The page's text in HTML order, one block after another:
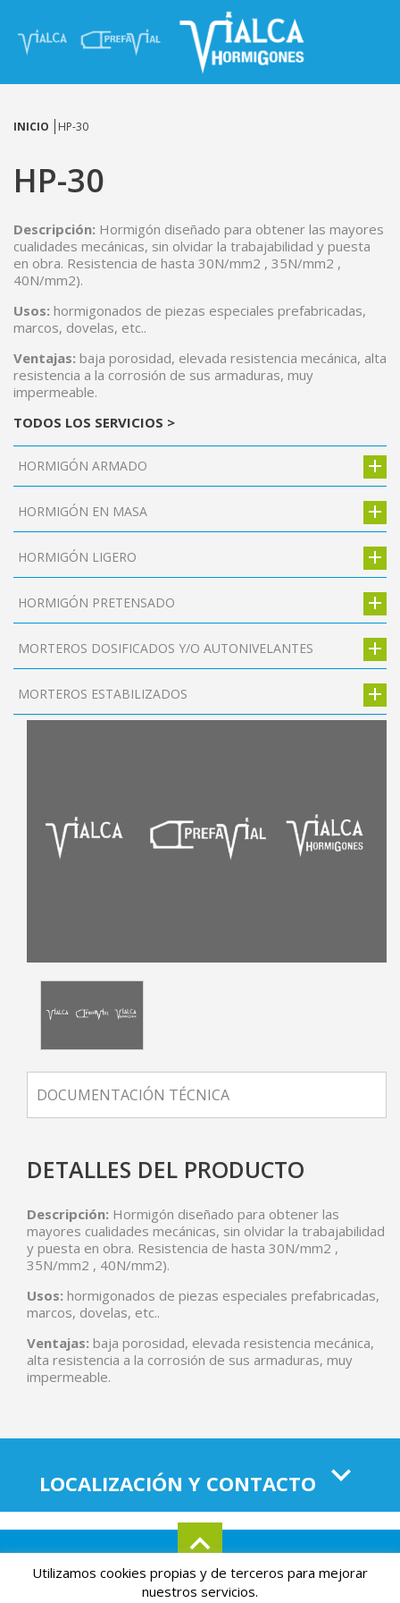
INICIO HP-30
HP-30
Descripción: Hormigón diseñado para obtener las mayores
cualidades mecánicas, sin olvidar la trabajabilidad y puesta
en obra. Resistencia de hasta 30N/mm2 , 35N/mm2 ,
40N/mm2).
Usos: hormigonados de piezas especiales prefabricadas,
marcos, dovelas, etc..
Ventajas: baja porosidad, elevada resistencia mecánica, alta
resistencia a la corrosión de sus armaduras, muy
impermeable.
TODOS LOS SERVICIOS >
HORMIGÓN ARMADO
HORMIGÓN EN MASA
HORMIGÓN LIGERO
HORMIGÓN PRETENSADO
MORTEROS DOSIFICADOS Y/O AUTONIVELANTES
MORTEROS ESTABILIZADOS
DOCUMENTACIÓN TÉCNICA
DETALLES DEL PRODUCTO
Descripción: Hormigón diseñado para obtener las
mayores cualidades mecánicas, sin olvidar la trabajabilidad
y puesta en obra. Resistencia de hasta 30N/mm2 ,
35N/mm2 , 40N/mm2).
Usos: hormigonados de piezas especiales prefabricadas,
marcos, dovelas, etc..
Ventajas: baja porosidad, elevada resistencia mecánica,
alta resistencia a la corrosión de sus armaduras, muy
impermeable.
LOCALIZACIÓN Y CONTACTO
Mapa del sitio Política de privacidad
Utilizamos cookies propias y de terceros para mejorar
nuestros servicios.